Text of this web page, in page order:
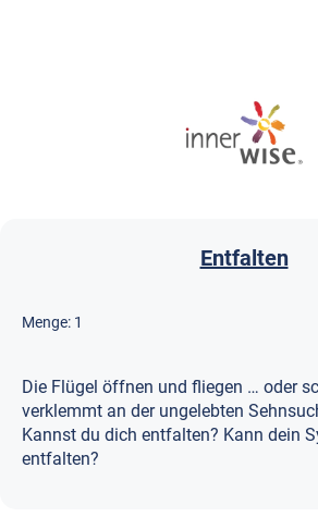
Entfalten
Menge: 1
Die Flügel öffnen und fliegen … oder
verklemmt an der ungelebten
Kannst du dich entfalten? Kann dein
entfalten?